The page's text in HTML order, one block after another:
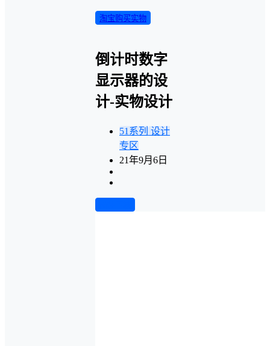
淘宝购买实物
倒计时数字
显示器的设
计-实物设计
51系列 设计
专区
21年9月6日